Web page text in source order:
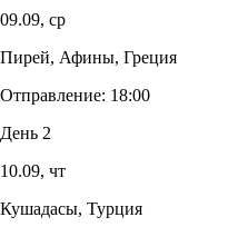
09.09, ср
Пирей, Афины, Греция
Отправление: 18:00
День 2
10.09, чт
Кушадасы, Турция